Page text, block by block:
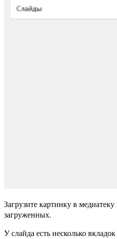
Загрузите картинку в
загруженных.
У слайда есть несколько